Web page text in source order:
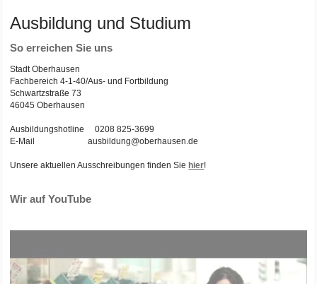
Ausbildung und Studium
So erreichen Sie uns
Stadt Oberhausen
Fachbereich 4-1-40/Aus- und Fortbildung
Schwartzstraße 73
46045 Oberhausen
Ausbildungshotline 0208 825-3699
E-Mail ausbildung@oberhausen.de
Unsere aktuellen Ausschreibungen finden Sie hier!
Wir auf YouTube